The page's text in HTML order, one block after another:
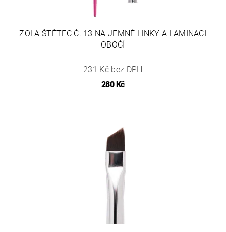
ZOLA ŠTĚTEC Č. 13 NA JEMNÉ LINKY A LAMINACI
OBOČÍ
231 Kč bez DPH
280 Kč